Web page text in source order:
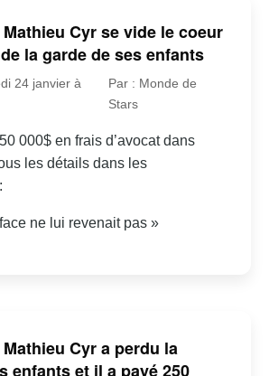
Mathieu Cyr se vide le coeur
la garde de ses enfants
24 janvier à
Par : Monde de
Stars
000$ en frais d’avocat dans
les détails dans les
ne lui revenait pas »
Mathieu Cyr a perdu la
enfants et il a payé 250